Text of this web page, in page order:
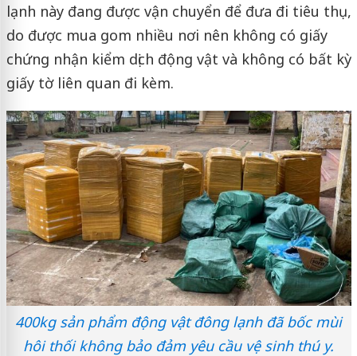
lạnh này đang được vận chuyển để đưa đi tiêu thụ,
do được mua gom nhiều nơi nên không có giấy
chứng nhận kiểm dịch động vật và không có bất kỳ
giấy tờ liên quan đi kèm.
400kg sản phẩm động vật đông lạnh đã bốc mùi
hôi thối không bảo đảm yêu cầu vệ sinh thú y.